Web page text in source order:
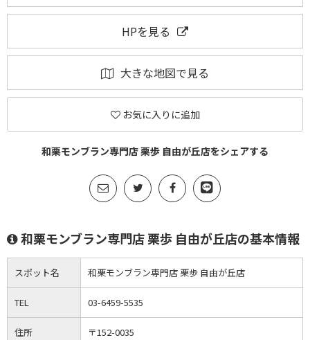
HPを見る
大きな地図で見る
お気に入りに追加
和栗モンブラン専門店 栗歩 自由が丘店をシェアする
和栗モンブラン専門店 栗歩 自由が丘店の基本情報
スポット名 和栗モンブラン専門店 栗歩 自由が丘店
TEL 03-6459-5535
住所
〒152-0035